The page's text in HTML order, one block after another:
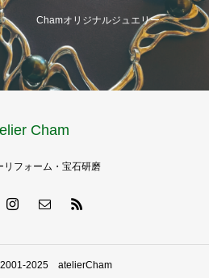
Chamオリジナルジュエリー
Cham
リフォーム・宝石研磨
2025 atelierCham